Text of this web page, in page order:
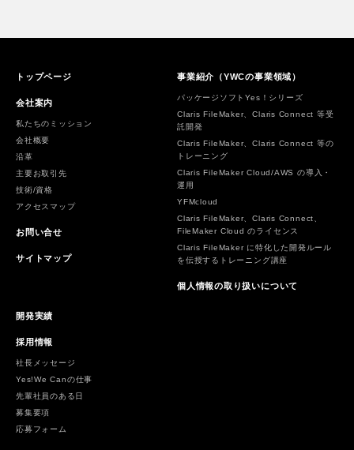
トップページ
会社案内
私たちのミッション
会社概要
沿革
主要お取引先
技術/資格
アクセスマップ
お問い合せ
サイトマップ
事業紹介（YWCの事業領域）
パッケージソフトYes！シリーズ
Claris FileMaker、Claris Connect 等受
託開発
Claris FileMaker、Claris Connect 等の
トレーニング
Claris FileMaker Cloud/AWS の導入・
運用
YFMcloud
Claris FileMaker、Claris Connect、
FileMaker Cloud のライセンス
Claris FileMaker に特化した開発ルール
を伝授するトレーニング講座
個人情報の取り扱いについて
開発実績
採用情報
社長メッセージ
Yes!We Canの仕事
先輩社員のある日
募集要項
応募フォーム